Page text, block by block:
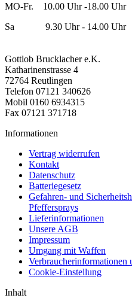
MO-Fr. 10.00 Uhr -18.00
Sa 9.30 Uhr - 14.00 Uhr
Gottlob Brucklacher e.K.
Katharinenstrasse 4
72764 Reutlingen
Telefon 07121 340626
Mobil 0160 6934315
Fax 07121 371718
Informationen
Vertrag widerrufen
Kontakt
Datenschutz
Batteriegesetz
Gefahren- und
Pfeffersprays
Lieferinformationen
Unsere AGB
Impressum
Umgang mit Waffen
Verbraucherinformationen
Cookie-Einstellung
Inhalt